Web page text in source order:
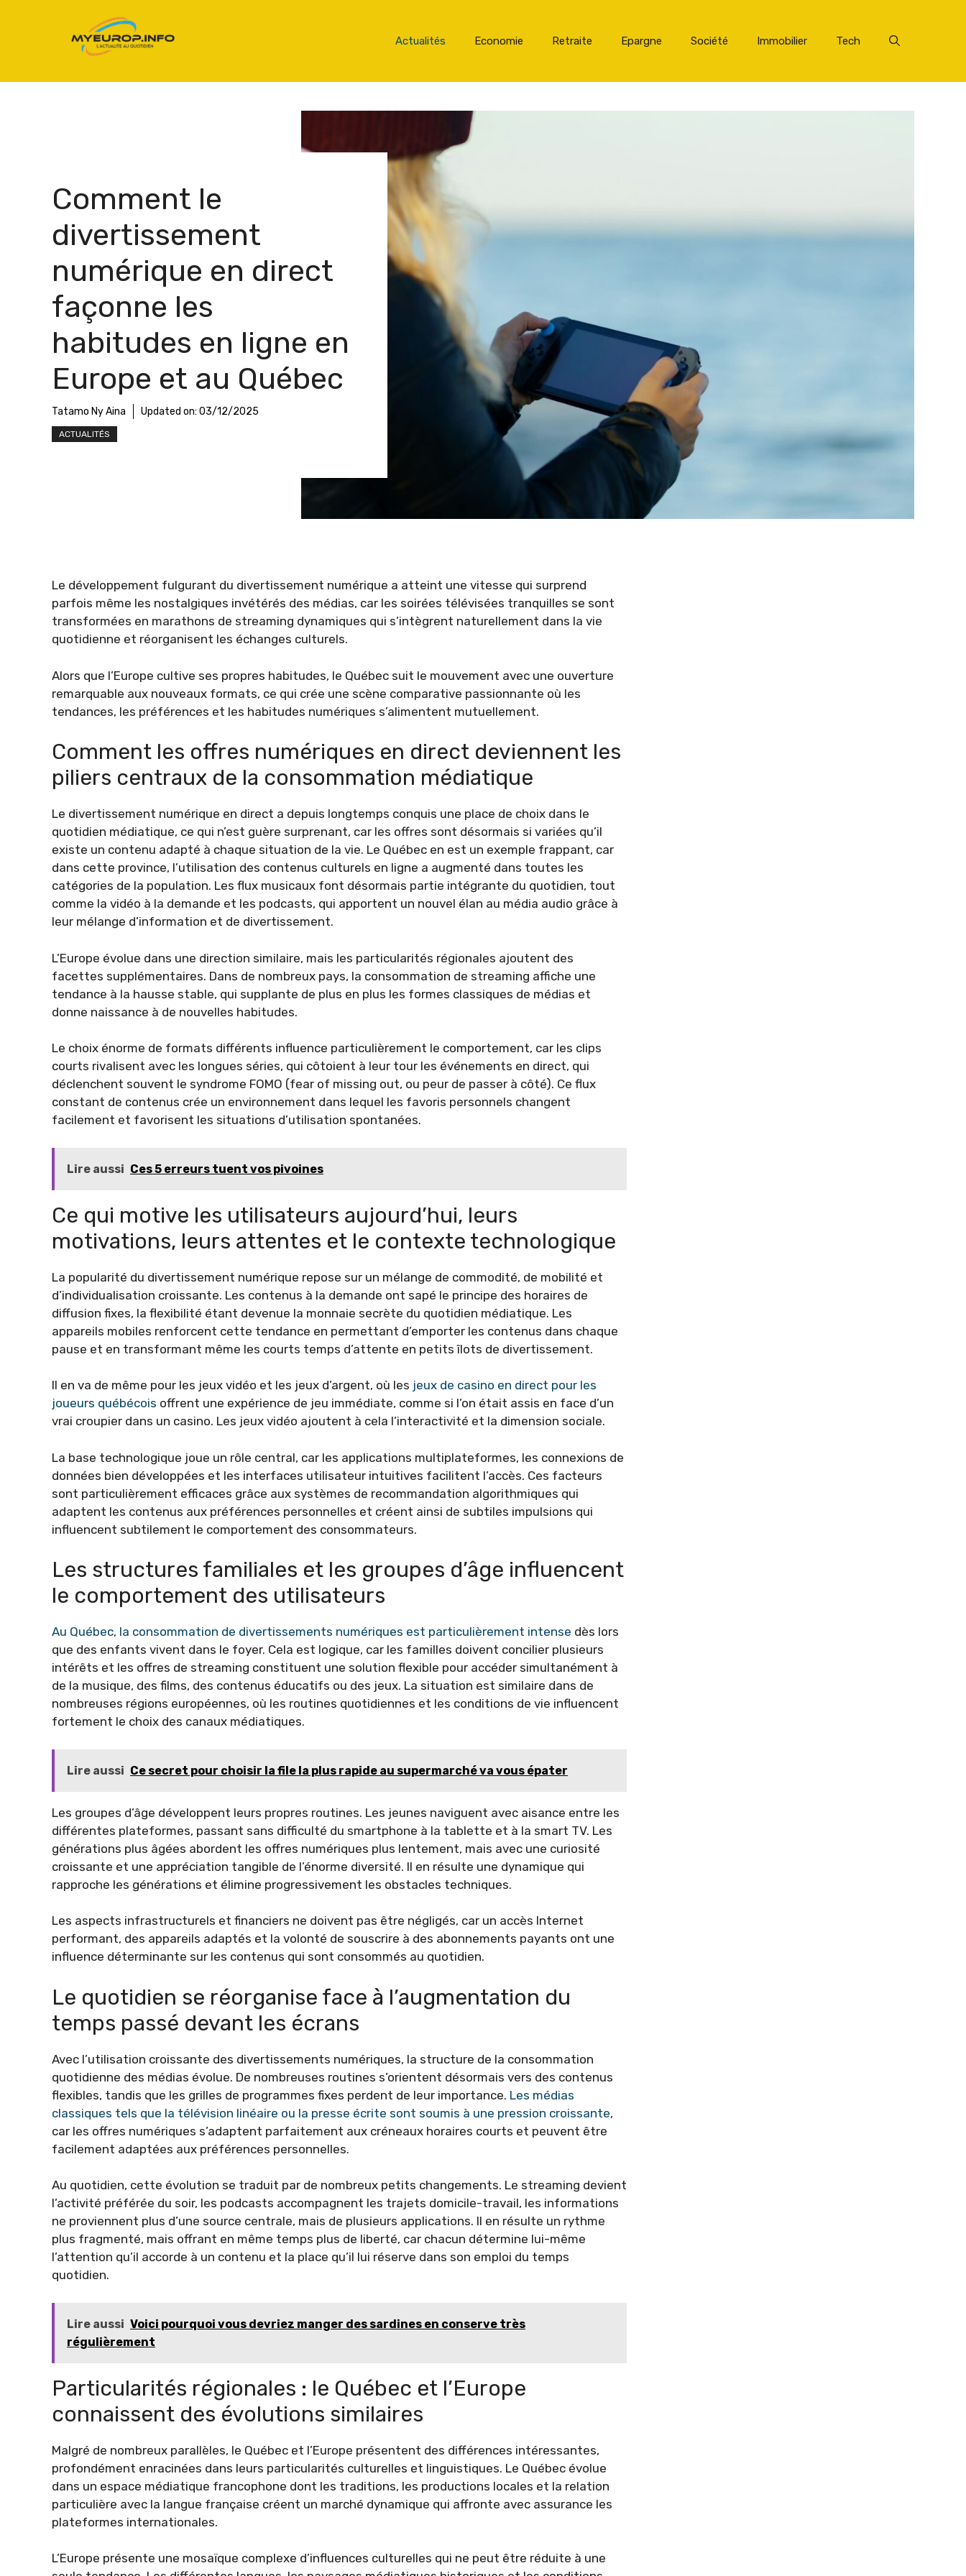
Actualités Economie Retraite Epargne Société Immobilier Tech
Comment le
divertissement
numérique en direct
façonne les
habitudes en ligne en
Europe et au Québec
Tatamo Ny Aina Updated on: 03/12/2025
ACTUALITÉS
Le développement fulgurant du divertissement numérique a atteint une vitesse qui surprend
parfois même les nostalgiques invétérés des médias, car les soirées télévisées tranquilles se sont
transformées en marathons de streaming dynamiques qui s’intègrent naturellement dans la vie
quotidienne et réorganisent les échanges culturels.
Alors que l’Europe cultive ses propres habitudes, le Québec suit le mouvement avec une ouverture
remarquable aux nouveaux formats, ce qui crée une scène comparative passionnante où les
tendances, les préférences et les habitudes numériques s’alimentent mutuellement.
Comment les offres numériques en direct deviennent les
piliers centraux de la consommation médiatique
Le divertissement numérique en direct a depuis longtemps conquis une place de choix dans le
quotidien médiatique, ce qui n’est guère surprenant, car les offres sont désormais si variées qu’il
existe un contenu adapté à chaque situation de la vie. Le Québec en est un exemple frappant, car
dans cette province, l’utilisation des contenus culturels en ligne a augmenté dans toutes les
catégories de la population. Les flux musicaux font désormais partie intégrante du quotidien, tout
comme la vidéo à la demande et les podcasts, qui apportent un nouvel élan au média audio grâce à
leur mélange d’information et de divertissement.
L’Europe évolue dans une direction similaire, mais les particularités régionales ajoutent des
facettes supplémentaires. Dans de nombreux pays, la consommation de streaming affiche une
tendance à la hausse stable, qui supplante de plus en plus les formes classiques de médias et
donne naissance à de nouvelles habitudes.
Le choix énorme de formats différents influence particulièrement le comportement, car les clips
courts rivalisent avec les longues séries, qui côtoient à leur tour les événements en direct, qui
déclenchent souvent le syndrome FOMO (fear of missing out, ou peur de passer à côté). Ce flux
constant de contenus crée un environnement dans lequel les favoris personnels changent
facilement et favorisent les situations d’utilisation spontanées.
Lire aussi Ces 5 erreurs tuent vos pivoines
Ce qui motive les utilisateurs aujourd’hui, leurs
motivations, leurs attentes et le contexte technologique
La popularité du divertissement numérique repose sur un mélange de commodité, de mobilité et
d’individualisation croissante. Les contenus à la demande ont sapé le principe des horaires de
diffusion fixes, la flexibilité étant devenue la monnaie secrète du quotidien médiatique. Les
appareils mobiles renforcent cette tendance en permettant d’emporter les contenus dans chaque
pause et en transformant même les courts temps d’attente en petits îlots de divertissement.
Il en va de même pour les jeux vidéo et les jeux d’argent, où les jeux de casino en direct pour les
joueurs québécois offrent une expérience de jeu immédiate, comme si l’on était assis en face d’un
vrai croupier dans un casino. Les jeux vidéo ajoutent à cela l’interactivité et la dimension sociale.
La base technologique joue un rôle central, car les applications multiplateformes, les connexions de
données bien développées et les interfaces utilisateur intuitives facilitent l’accès. Ces facteurs
sont particulièrement efficaces grâce aux systèmes de recommandation algorithmiques qui
adaptent les contenus aux préférences personnelles et créent ainsi de subtiles impulsions qui
influencent subtilement le comportement des consommateurs.
Les structures familiales et les groupes d’âge influencent
le comportement des utilisateurs
Au Québec, la consommation de divertissements numériques est particulièrement intense dès lors
que des enfants vivent dans le foyer. Cela est logique, car les familles doivent concilier plusieurs
intérêts et les offres de streaming constituent une solution flexible pour accéder simultanément à
de la musique, des films, des contenus éducatifs ou des jeux. La situation est similaire dans de
nombreuses régions européennes, où les routines quotidiennes et les conditions de vie influencent
fortement le choix des canaux médiatiques.
Lire aussi Ce secret pour choisir la file la plus rapide au supermarché va vous épater
Les groupes d’âge développent leurs propres routines. Les jeunes naviguent avec aisance entre les
différentes plateformes, passant sans difficulté du smartphone à la tablette et à la smart TV. Les
générations plus âgées abordent les offres numériques plus lentement, mais avec une curiosité
croissante et une appréciation tangible de l’énorme diversité. Il en résulte une dynamique qui
rapproche les générations et élimine progressivement les obstacles techniques.
Les aspects infrastructurels et financiers ne doivent pas être négligés, car un accès Internet
performant, des appareils adaptés et la volonté de souscrire à des abonnements payants ont une
influence déterminante sur les contenus qui sont consommés au quotidien.
Le quotidien se réorganise face à l’augmentation du
temps passé devant les écrans
Avec l’utilisation croissante des divertissements numériques, la structure de la consommation
quotidienne des médias évolue. De nombreuses routines s’orientent désormais vers des contenus
flexibles, tandis que les grilles de programmes fixes perdent de leur importance. Les médias
classiques tels que la télévision linéaire ou la presse écrite sont soumis à une pression croissante,
car les offres numériques s’adaptent parfaitement aux créneaux horaires courts et peuvent être
facilement adaptées aux préférences personnelles.
Au quotidien, cette évolution se traduit par de nombreux petits changements. Le streaming devient
l’activité préférée du soir, les podcasts accompagnent les trajets domicile-travail, les informations
ne proviennent plus d’une source centrale, mais de plusieurs applications. Il en résulte un rythme
plus fragmenté, mais offrant en même temps plus de liberté, car chacun détermine lui-même
l’attention qu’il accorde à un contenu et la place qu’il lui réserve dans son emploi du temps
quotidien.
Lire aussi Voici pourquoi vous devriez manger des sardines en conserve très
régulièrement
Particularités régionales : le Québec et l’Europe
connaissent des évolutions similaires
Malgré de nombreux parallèles, le Québec et l’Europe présentent des différences intéressantes,
profondément enracinées dans leurs particularités culturelles et linguistiques. Le Québec évolue
dans un espace médiatique francophone dont les traditions, les productions locales et la relation
particulière avec la langue française créent un marché dynamique qui affronte avec assurance les
plateformes internationales.
L’Europe présente une mosaïque complexe d’influences culturelles qui ne peut être réduite à une